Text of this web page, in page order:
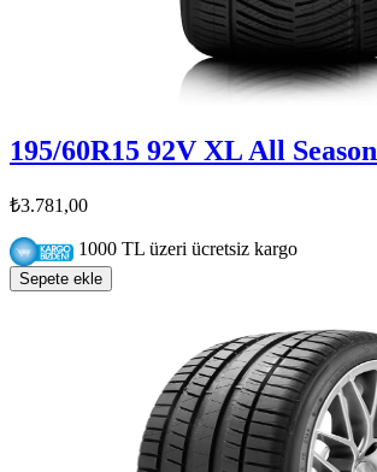
195/60R15 92V XL All Season
₺3.781,00
1000 TL üzeri ücretsiz kargo
Sepete ekle